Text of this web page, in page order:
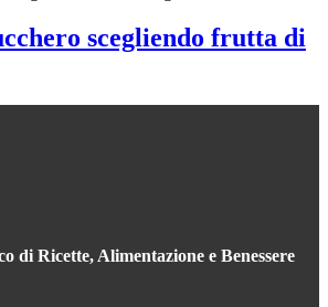
scegliendo frutta di
di Ricette, Alimentazione e Benessere